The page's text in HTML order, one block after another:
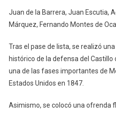
Juan de la Barrera, Juan Escutia,
Márquez, Fernando Montes de
Tras el pase de lista, se realizó
histórico de la defensa del
una de las fases importantes de
Estados Unidos en 1847.
Asimismo, se colocó una ofrenda